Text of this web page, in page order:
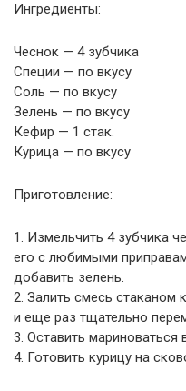
Ингредиенты:
Чеснок — 4 зубчика
Специи — по вкусу
Соль — по вкусу
Зелень — по вкусу
Кефир — 1 стак.
Курица — по вкусу
Приготовление:
1. Измельчить 4 зубчика
его с любимыми
добавить зелень.
2. Залить смесь стаканом
и еще раз тщательно
3. Оставить мариноваться
4. Готовить курицу на